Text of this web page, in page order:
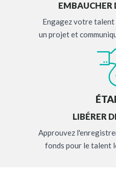
EMBAUCHER
Engagez votre
un projet et
LIBÉRER
Approuvez
fonds pour le talent